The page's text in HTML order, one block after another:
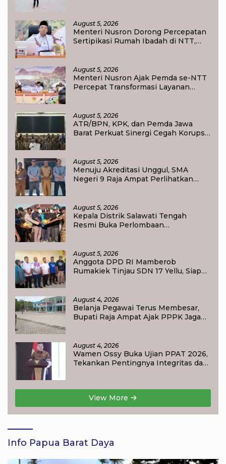
August 5, 2026
Menteri Nusron Dorong Percepatan
Sertipikasi Rumah Ibadah di NTT,
August 5, 2026
Menteri Nusron Ajak Pemda se-NTT
Percepat Transformasi Layanan
August 5, 2026
ATR/BPN, KPK, dan Pemda Jawa
Barat Perkuat Sinergi Cegah Korupsi,
August 5, 2026
Menuju Akreditasi Unggul, SMA
Negeri 9 Raja Ampat Perlihatkan
August 5, 2026
Kepala Distrik Salawati Tengah
Resmi Buka Perlombaan
August 5, 2026
Anggota DPD RI Mamberob
Rumakiek Tinjau SDN 17 Yellu, Siap
August 4, 2026
Belanja Pegawai Terus Membesar,
Bupati Raja Ampat Ajak PPPK Jaga
August 4, 2026
Wamen Ossy Buka Ujian PPAT 2026,
Tekankan Pentingnya Integritas dan
View More
Info Papua Barat Daya